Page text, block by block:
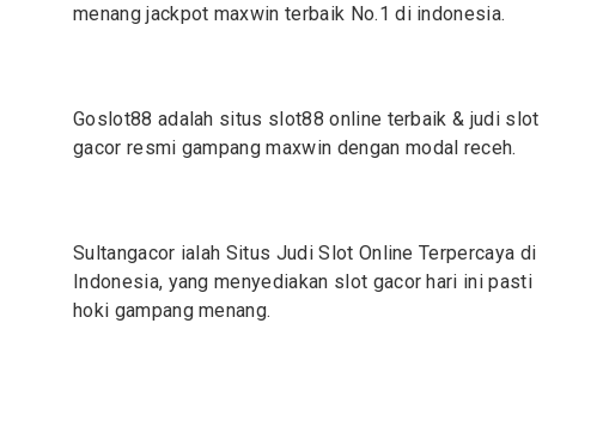
menang jackpot maxwin terbaik No.1 di indonesia.
Goslot88 adalah situs slot88 online terbaik & judi slot
gacor resmi gampang maxwin dengan modal receh.
Sultangacor ialah Situs JudiSlot Online Terpercaya di
Indonesia, yang menyediakan slot gacor hari ini pasti
hoki gampang menang.